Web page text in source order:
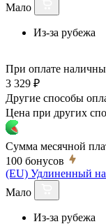
Мало
Из-за рубежа
При оплате
3 329 ₽
Другие способы
Цена при других
Сумма месячной
100 бонусов
(EU) Удлиненный
Мало
Из-за рубежа